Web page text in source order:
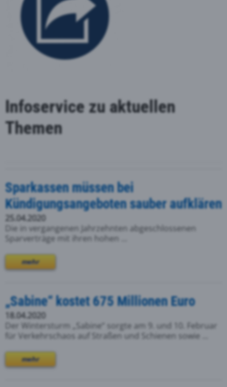
Infoservice zu aktuellen
Themen
Sparkassen müssen bei
Kündigungsangeboten sauber aufklären
25.04.2020
Die in vergangenen Jahrzehnten abgeschlossenen
Sparverträge mit ihren hohen ...
mehr
„Sabine“ kostet 675 Millionen Euro
18.04.2020
Der Wintersturm „Sabine“ sorgte am 9. und 10. Februar
für Verkehrschaos auf Straßen und Schienen sowie ...
mehr